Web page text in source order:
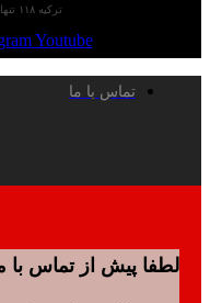
Instagram
تماس با ما
پیش از تماس با ما این